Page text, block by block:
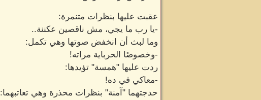
عقبت عليها بنظرات متنمرة:
-يا رب ما يجي، مش ناقصين عكننة..
وما لبث أن انخفض صوتها وهي تكمل:
-وخصوصًا الحرباية مراته!
ردت عليها "همسة" تؤيدها:
-معاكي في ده!
حدجتهما "آمنة" بنظرات محذرة وهي تعاتبهما: